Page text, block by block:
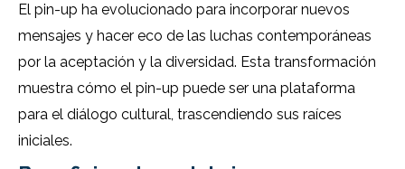
El pin-up ha evolucionado para incorporar nuevos
mensajes y hacer eco de las luchas contemporáneas
por la aceptación y la diversidad. Esta transformación
muestra cómo el pin-up puede ser una plataforma
para el diálogo cultural, trascendiendo sus raíces
iniciales.